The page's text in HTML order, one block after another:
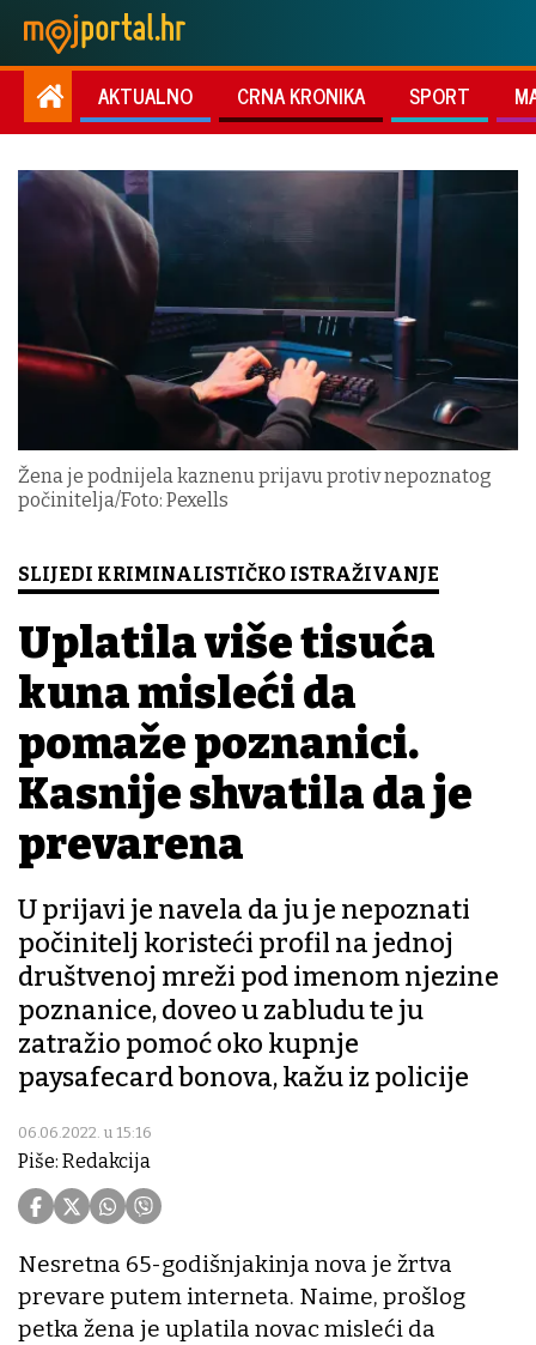
AKTUALNO CRNA KRONIKA SPORT
Žena je podnijela kaznenu prijavu protiv nepoznatog
počinitelja/Foto: Pexells
SLIJEDI KRIMINALISTIČKO ISTRAŽIVANJE
Uplatila više tisuća
kuna misleći da
pomaže poznanici.
Kasnije shvatila da je
prevarena
U prijavi je navela da ju je nepoznati
počinitelj koristeći profil na jednoj
društvenoj mreži pod imenom njezine
poznanice, doveo u zabludu te ju
zatražio pomoć oko kupnje
paysafecard bonova, kažu iz policije
06.06.2022. u 15:16
Piše: Redakcija
Nesretna 65-godišnjakinja nova je žrtva
prevare putem interneta. Naime, prošlog
petka žena je uplatila novac misleći da